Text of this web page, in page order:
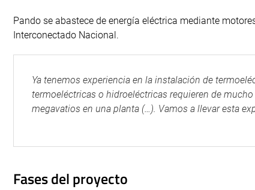
Pando se abastece de energía eléctrica mediante
Interconectado Nacional.
Ya tenemos experiencia en la instalación de
termoeléctricas o hidroeléctricas requieren de
megavatios en una planta (…). Vamos a llevar esta
Fases del proyecto